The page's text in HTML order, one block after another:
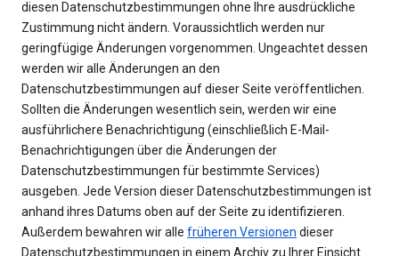
diesen Datenschutzbestimmungen ohne Ihre ausdrückliche
Zustimmung nicht ändern. Voraussichtlich werden nur
geringfügige Änderungen vorgenommen. Ungeachtet dessen
werden wir alle Änderungen an den
Datenschutzbestimmungen auf dieser Seite veröffentlichen.
Sollten die Änderungen wesentlich sein, werden wir eine
ausführlichere Benachrichtigung (einschließlich E-Mail-
Benachrichtigungen über die Änderungen der
Datenschutzbestimmungen für bestimmte Services)
ausgeben. Jede Version dieser Datenschutzbestimmungen ist
anhand ihres Datums oben auf der Seite zu identifizieren.
Außerdem bewahren wir alle früheren Versionen dieser
Datenschutzbestimmungen in einem Archiv zu Ihrer Einsicht